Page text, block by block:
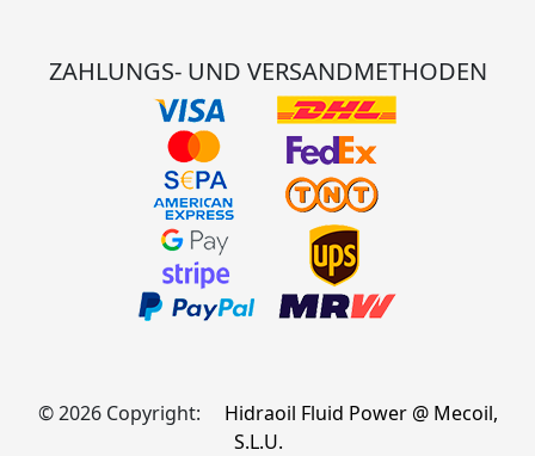
ZAHLUNGS- UND VERSANDMETHODEN
© 2026 Copyright:
Hidraoil Fluid Power @ Mecoil,
S.L.U.